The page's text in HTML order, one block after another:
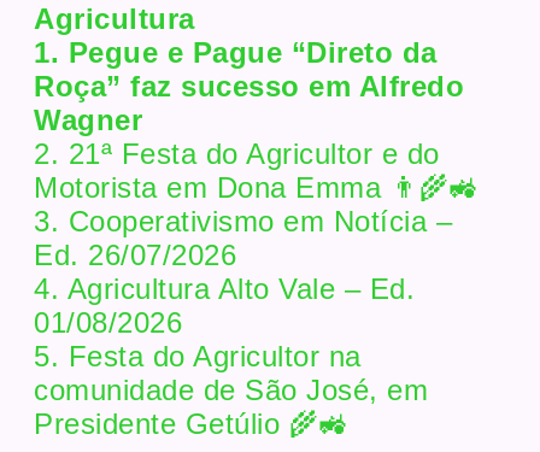
Agricultura
1. Pegue e Pague “Direto da
Roça” faz sucesso em Alfredo
Wagner
2. 21ª Festa do Agricultor e do
Motorista em Dona Emma 👨‍🌾🚜
3. Cooperativismo em Notícia –
Ed. 26/07/2026
4. Agricultura Alto Vale – Ed.
01/08/2026
5. Festa do Agricultor na
comunidade de São José, em
Presidente Getúlio 🌾🚜